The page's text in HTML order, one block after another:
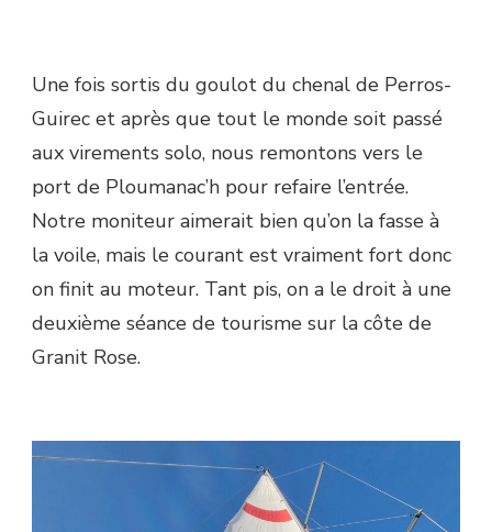
Une fois sortis du goulot du chenal de Perros-
Guirec et après que tout le monde soit passé
aux virements solo, nous remontons vers le
port de Ploumanac’h pour refaire l’entrée.
Notre moniteur aimerait bien qu’on la fasse à
la voile, mais le courant est vraiment fort donc
on finit au moteur. Tant pis, on a le droit à une
deuxième séance de tourisme sur la côte de
Granit Rose.